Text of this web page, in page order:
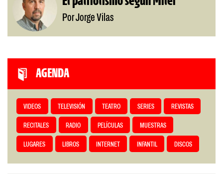
Por Jorge Vilas
AGENDA
VIDEOS TELEVISIÓN TEATRO SERIES REVISTAS
RECITALES RADIO PELÍCULAS MUESTRAS
LUGARES LIBROS INTERNET INFANTIL DISCOS